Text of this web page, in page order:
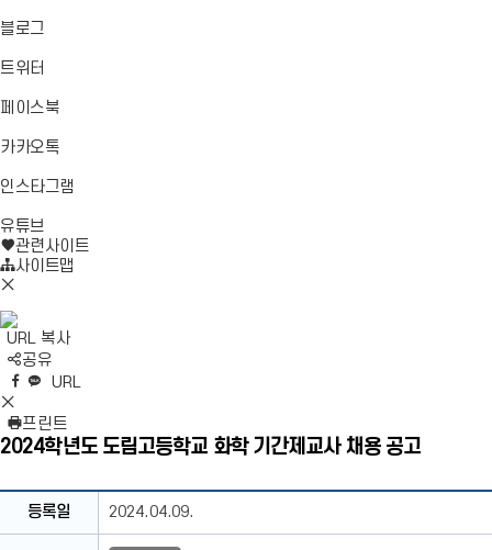
블로그
트위터
가
페이스북바
가
카카오톡바
가
인스타그램
기
유튜브
로
가
관련사이트
사이트맵
모
일
메
뉴
닫
기
URL 복사
공유
N
영
역
펼
기
네
이
버
밴
드
엑
스
공
유
페
스
북
공
카
오
톡
공
URL
S
N
S
프린트
2024학년도 도림고등학교 화학 기간제교사 채용 공고
등록일 2024.04.09.